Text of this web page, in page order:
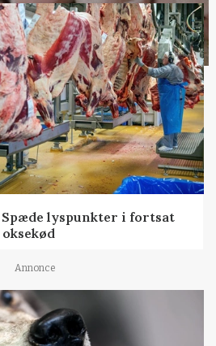
lyspunkter i fortsat
Annonce